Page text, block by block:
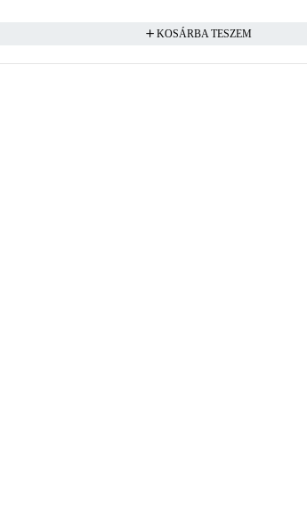
KOSÁRBA TESZEM